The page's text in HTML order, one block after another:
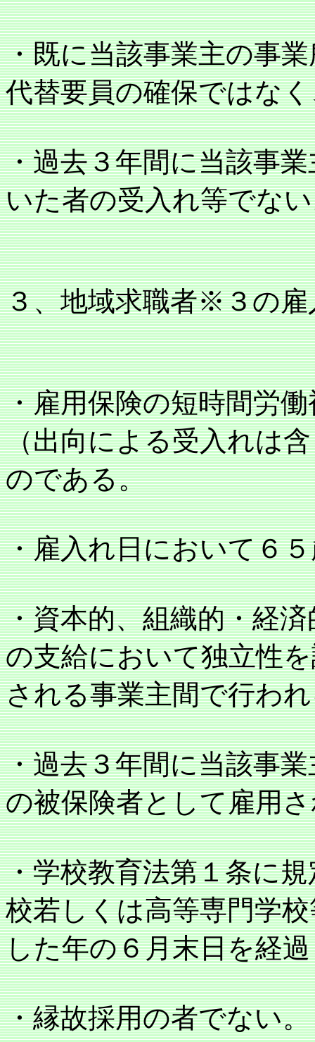
・既に当該事業主の事
代替要員の確保ではな
・過去３年間に当該事
いた者の受入れ等でな
３、地域求職者※３の
・雇用保険の短時間労
（出向による受入れは
のである。
・雇入れ日において６
・資本的、組織的・経
の支給において独立性
される事業主間で行わ
・過去３年間に当該事
の被保険者として雇用
・学校教育法第１条に
校若しくは高等専門学
した年の６月末日を経
・縁故採用の者でない。